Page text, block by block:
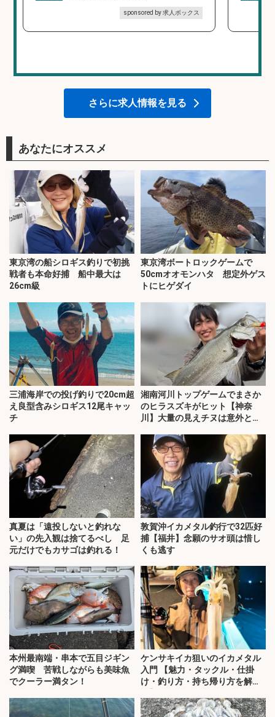
sponsored by 求人ボックス
さらに求人情報を見る
あなたにオススメ
東京湾の船シロギス釣りで初挑
戦者も本命好捕 船中最大は
26cm級
東京湾ボートロックゲームで
50cmオオモンハタ 想定外ゲス
トにヒゲダイ
三浦海岸での投げ釣りで20cm超
え良型含みシロギス12尾キャッ
チ
湘南河川トップゲームでまさか
のヒラスズキがヒット【神奈
川】大量の見えチヌは意外と難
真夏は「遠投しないと釣れな
い」の先入観は捨てるべし 足
元だけでもカサゴは釣れる！
敦賀沖イカメタル釣行で32匹好
捕【福井】念願のサオ頭は惜し
くも逃す
本州最南端・串本で五目ジギン
グ満喫 苦戦しながらも美味魚
でクーラー満タン！
ケンサキイカ狙いのイカメタル
入門 【魅力・タックル・仕掛
け・釣り方・持ち帰り方を解